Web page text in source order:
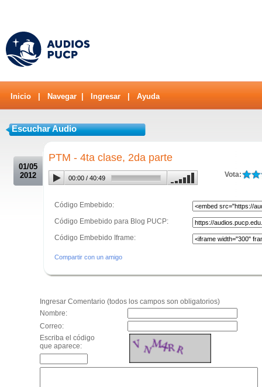
Inicio Navegar Ingresar Ayuda
Escuchar Audio
01/05
2012
PTM - 4ta clase, 2da parte
Vota:
00:00 / 40:49
Código Embebido:
Código Embebido para Blog PUCP:
Código Embebido Iframe:
Compartir con un amigo
Ingresar Comentario (todos los campos son obligatorios)
Nombre:
Correo:
Escriba el código
que aparece: